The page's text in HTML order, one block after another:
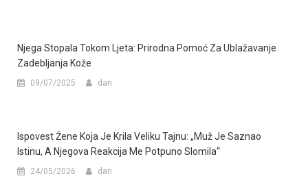
Njega Stopala Tokom Ljeta: Prirodna Pomoć Za Ublažavanje
Zadebljanja Kože
09/07/2025 dan
Ispovest Žene Koja Je Krila Veliku Tajnu: „Muž Je Saznao
Istinu, A Njegova Reakcija Me Potpuno Slomila“
24/05/2026 dan